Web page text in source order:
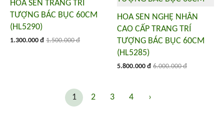
HOA SEN TRANG TRÍ
TƯỢNG BÁC BỤC 60CM
(HL5290)
1.300.000 đ 1.500.000 đ
HOA SEN NGHỆ NHÂN
CAO CẤP TRANG TRÍ
TƯỢNG BÁC BỤC 60CM
(HL5285)
5.800.000 đ 6.000.000 đ
1 2 3 4 ›